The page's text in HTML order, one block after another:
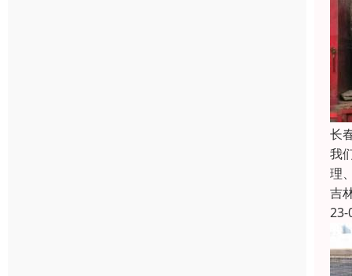
长
我
理
吉
23-